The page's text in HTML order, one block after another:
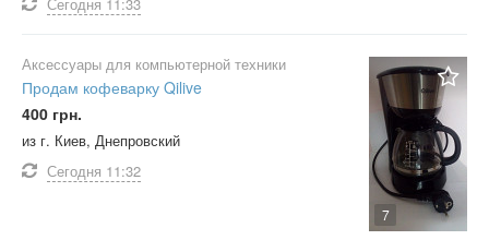
7
Аксессуары для компьютерной техники
Продам кофеварку Qilive
400 грн.
из г. Киев, Днепровский
Сегодня 11:32